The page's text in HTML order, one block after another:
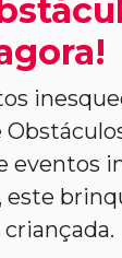
eventos